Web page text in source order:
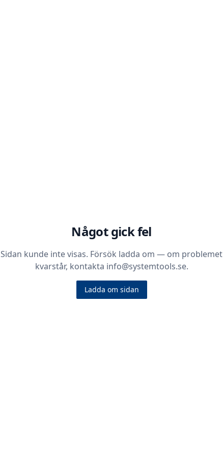
Något gick fel
Sidan kunde inte visas. Försök ladda om — om problemet
kvarstår, kontakta info@systemtools.se.
Ladda om sidan